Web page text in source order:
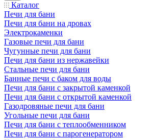
Каталог
Печи для бани
Печи для бани на дровах
Электрокаменки
Газовые печи для бани
Чугунные печи для бани
Печи для бани из нержавейки
Стальные печи для бани
Банные печи с баком для воды
Печи для бани с закрытой каменкой
Печи для бани с открытой каменкой
Газодровяные печи для бани
Угольные печи для бани
Печи для бани с теплообменником
Печи для бани с парогенератором